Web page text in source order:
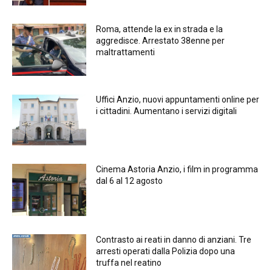
Roma, attende la ex in strada e la
aggredisce. Arrestato 38enne per
maltrattamenti
Uffici Anzio, nuovi appuntamenti online per
i cittadini. Aumentano i servizi digitali
Cinema Astoria Anzio, i film in programma
dal 6 al 12 agosto
Contrasto ai reati in danno di anziani. Tre
arresti operati dalla Polizia dopo una
truffa nel reatino